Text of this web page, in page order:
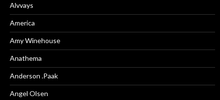
Alvvays
America
Amy Winehouse
Anathema
Anderson .Paak
Angel Olsen